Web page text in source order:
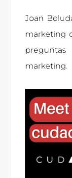
Joan
marketing
marketing.